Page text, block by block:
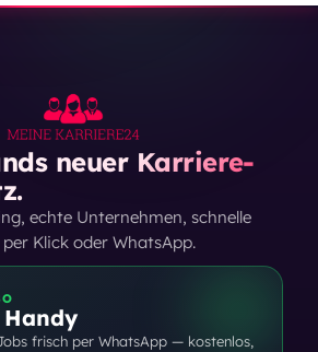
neuer Karriere-
echte Unternehmen, schnelle
Klick oder WhatsApp.
frisch per WhatsApp — kostenlos,